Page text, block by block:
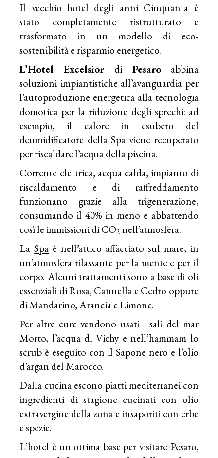
Il vecchio hotel degli anni Cinquanta è
stato completamente ristrutturato e
trasformato in un modello di eco-
sostenibilità e risparmio energetico.
L’Hotel Excelsior diPesaroabbina
soluzioni impiantistiche all’avanguardia per
l’autoproduzione energetica alla tecnologia
domotica per la riduzione degli sprechi: ad
esempio, il calore in esubero del
deumidificatore della Spa viene recuperato
per riscaldare l’acqua della piscina.
Corrente elettrica, acqua calda, impianto di
riscaldamento e di raffreddamento
funzionano grazie alla trigenerazione,
consumando il 40% in meno e abbattendo
così le immissioni di CO2 nell’atmosfera.
LaSpa è nell’attico affacciato sul mare, in
un’atmosfera rilassante per la mente e per il
corpo. Alcuni trattamenti sono a base di oli
essenziali di Rosa, Cannella e Cedro oppure
di Mandarino, Arancia e Limone.
Per altre cure vendono usati i sali del mar
Morto, l’acqua di Vichy e nell’hammam lo
scrub è eseguito con il Sapone nero e l’olio
d’argan del Marocco.
Dalla cucina escono piatti mediterranei con
ingredienti di stagione cucinati con olio
extravergine della zona e insaporiti con erbe
e spezie.
L’hotel è un ottima base per visitare Pesaro,